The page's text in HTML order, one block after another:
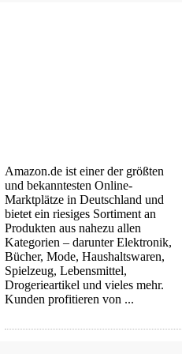
Amazon.de ist einer der größten
und bekanntesten Online-
Marktplätze in Deutschland und
bietet ein riesiges Sortiment an
Produkten aus nahezu allen
Kategorien – darunter Elektronik,
Bücher, Mode, Haushaltswaren,
Spielzeug, Lebensmittel,
Drogerieartikel und vieles mehr.
Kunden profitieren von ...